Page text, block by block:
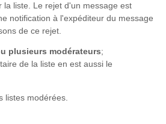
la liste. Le rejet d'un message est
notification à l'expéditeur du message
de ce rejet.
plusieurs modérateurs;
de la liste en est aussi le
listes modérées.